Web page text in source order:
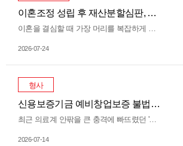
이혼조정 성립 후 재산분할심판, 아파트 시세가 폭락했다면 기준 시점은 언제일까?
2026-07-24
형사
신용보증기금 예비창업보증 불법대출 연루 의사 개원 사기 혐의, 면허 취소 위기에서 전원 기소유예를 이끌어낸 …
최근 의료계 안팎을 큰 충격에 빠뜨렸던 '불법 브로커 연루 병원 개원 대출 사기 사건'에 대한 대대적인 검찰 수사 결과가 발표되면서, 수사 선상에 올랐던 수많은 원장님들의 희비가 엇갈리고 있습니다. 이번 사건은 신용보증기금 예비창업보증 제도 등 공적 자금 지원책을 악용한 불법대출 조직의 기망 행위로 인해 발생하였습니다. 자칫 평생을 바쳐 취득한 의사면허가 취소될 수 있었던 절체절명의 위기 상황이었으나, 다행히 법무법인 더킴로펌이 변호한 7명의 병원장님들은 검찰 단계에서 '전원 기소유예' 처분을 받으며 다시 …
2026-07-14